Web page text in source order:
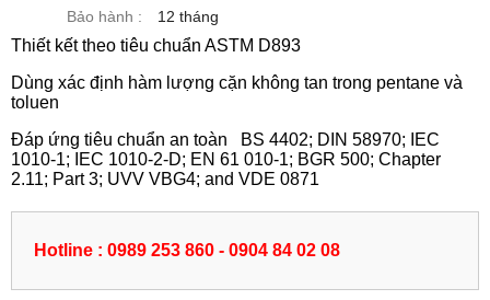
Bảo hành :
12 tháng
Thiết kết theo tiêu chuẩn ASTM D893
Dùng xác định hàm lượng cặn không tan trong pentane và
toluen
Đáp ứng tiêu chuẩn an toàn BS 4402; DIN 58970; IEC
1010-1; IEC 1010-2-D; EN 61 010-1; BGR 500; Chapter
2.11; Part 3; UVV VBG4; and VDE 0871
Hotline : 0989 253 860 - 0904 84 02 08